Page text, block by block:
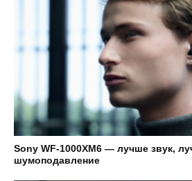
Sony WF-1000XM6 — лучше звук,
шумоподавление